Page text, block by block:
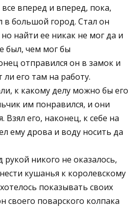
вперед и вперед, пока,
в большой город. Стал он
найти ее никак не мог да и
был, чем мог бы
отправился он в замок и
ли его там на работу.
к какому делу можно бы его
им понравился, и они
Взял его, наконец, к себе на
ему дрова и воду носить да
никого не оказалось,
кушанья к королевскому
показывать своих
своего поварского колпака